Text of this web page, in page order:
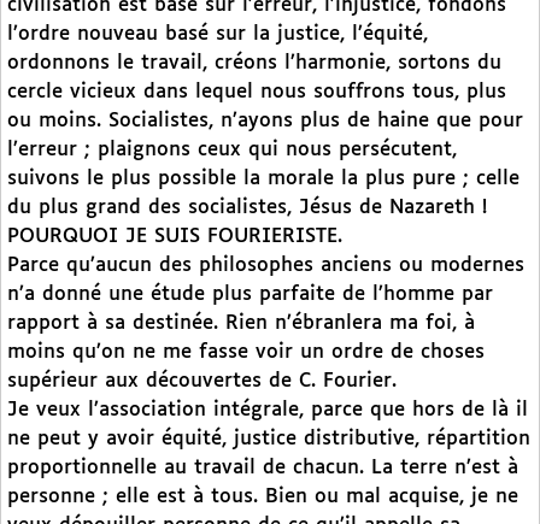
civilisation est basé sur l’erreur, l’injustice, fondons
l’ordre nouveau basé sur la justice, l’équité,
ordonnons le travail, créons l’harmonie, sortons du
cercle vicieux dans lequel nous souffrons tous, plus
ou moins. Socialistes, n’ayons plus de haine que pour
l’erreur ; plaignons ceux qui nous persécutent,
suivons le plus possible la morale la plus pure ; celle
du plus grand des socialistes, Jésus de Nazareth !
POURQUOI JE SUIS FOURIERISTE.
Parce qu’aucun des philosophes anciens ou modernes
n’a donné une étude plus parfaite de l’homme par
rapport à sa destinée. Rien n’ébranlera ma foi, à
moins qu’on ne me fasse voir un ordre de choses
supérieur aux découvertes de C. Fourier.
Je veux l’association intégrale, parce que hors de là il
ne peut y avoir équité, justice distributive, répartition
proportionnelle au travail de chacun. La terre n’est à
personne ; elle est à tous. Bien ou mal acquise, je ne